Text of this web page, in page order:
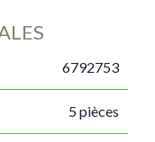
6792753
5 pièces